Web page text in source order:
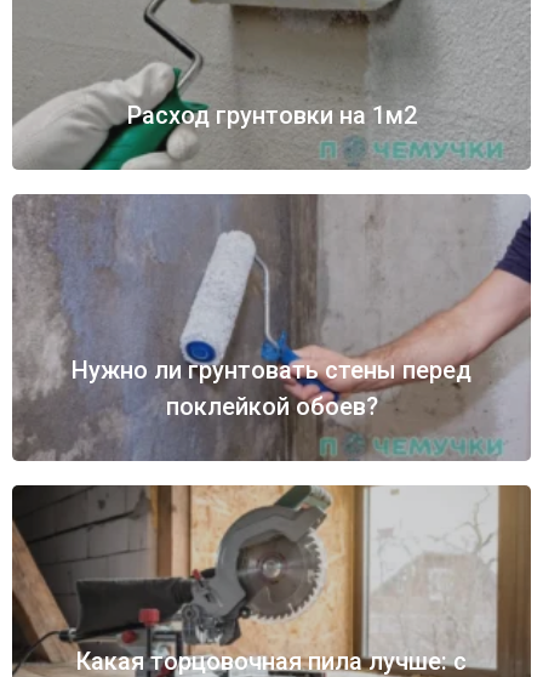
Расход грунтовки на 1м2
Нужно ли грунтовать стены перед
поклейкой обоев?
Какая торцовочная пила лучше: с